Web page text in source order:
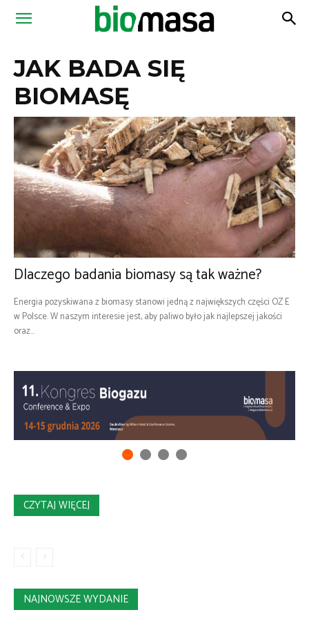
Magazyn
JAK BADA SIĘ
BIOMASĘ
Dlaczego badania biomasy są tak ważne?
Energia pozyskiwana z biomasy stanowi jedną z największych części OZ E
w Polsce. W naszym interesie jest, aby paliwo było jak najlepszej jakości
oraz...
CZYTAJ WIĘCEJ
NAJNOWSZE WYDANIE